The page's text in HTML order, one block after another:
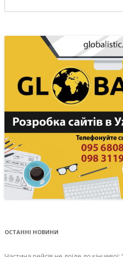
ОСТАННІ НОВИНИ